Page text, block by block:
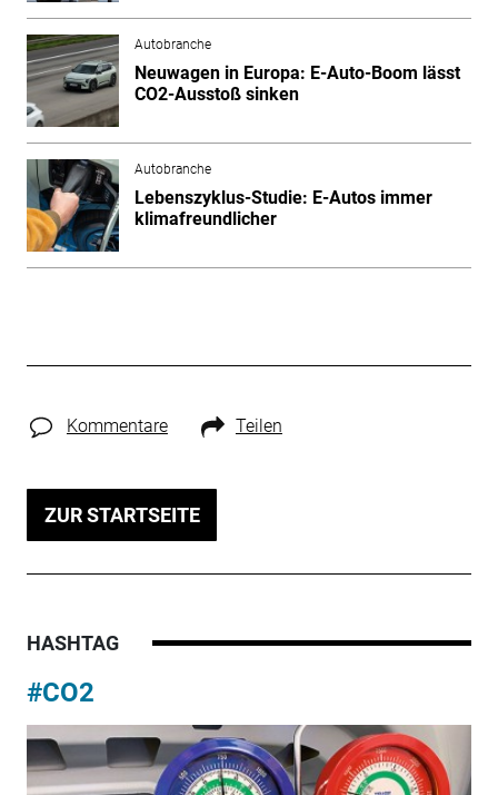
Autobranche
Neuwagen in Europa: E-Auto-Boom lässt
CO2-Ausstoß sinken
Autobranche
Lebenszyklus-Studie: E-Autos immer
klimafreundlicher
Kommentare Teilen
ZUR STARTSEITE
HASHTAG
#CO2